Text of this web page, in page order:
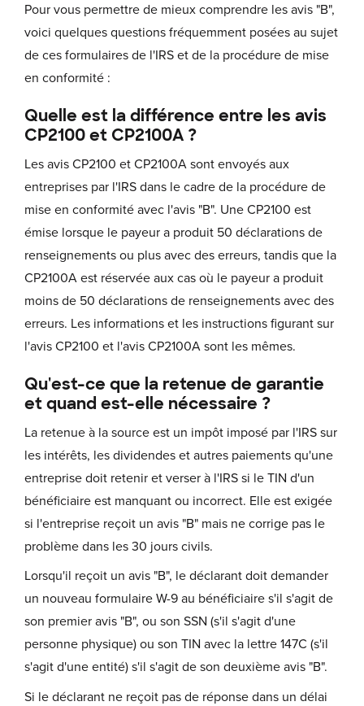
Pour vous permettre de mieux comprendre les avis "B",
voici quelques questions fréquemment posées au sujet
de ces formulaires de l'IRS et de la procédure de mise
en conformité :
Quelle est la différence entre les avis
CP2100 et CP2100A ?
Les avis CP2100 et CP2100A sont envoyés aux
entreprises par l'IRS dans le cadre de la procédure de
mise en conformité avec l'avis "B". Une CP2100 est
émise lorsque le payeur a produit 50 déclarations de
renseignements ou plus avec des erreurs, tandis que la
CP2100A est réservée aux cas où le payeur a produit
moins de 50 déclarations de renseignements avec des
erreurs. Les informations et les instructions figurant sur
l'avis CP2100 et l'avis CP2100A sont les mêmes.
Qu'est-ce que la retenue de garantie
et quand est-elle nécessaire ?
La retenue à la source est un impôt imposé par l'IRS sur
les intérêts, les dividendes et autres paiements qu'une
entreprise doit retenir et verser à l'IRS si le TIN d'un
bénéficiaire est manquant ou incorrect. Elle est exigée
si l'entreprise reçoit un avis "B" mais ne corrige pas le
problème dans les 30 jours civils.
Lorsqu'il reçoit un avis "B", le déclarant doit demander
un nouveau formulaire W-9 au bénéficiaire s'il s'agit de
son premier avis "B", ou son SSN (s'il s'agit d'une
personne physique) ou son TIN avec la lettre 147C (s'il
s'agit d'une entité) s'il s'agit de son deuxième avis "B".
Si le déclarant ne reçoit pas de réponse dans un délai